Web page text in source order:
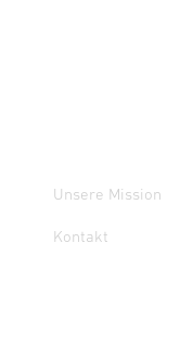
Unsere Mission
Kontakt